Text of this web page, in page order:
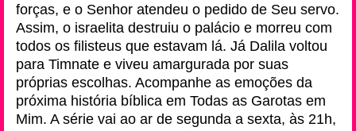
forças, e o Senhor atendeu o pedido de Seu servo.
Assim, o israelita destruiu o palácio e morreu com
todos os filisteus que estavam lá. Já Dalila voltou
para Timnate e viveu amargurada por suas
próprias escolhas. Acompanhe as emoções da
próxima história bíblica em Todas as Garotas em
Mim. A série vai ao ar de segunda a sexta, às 21h,